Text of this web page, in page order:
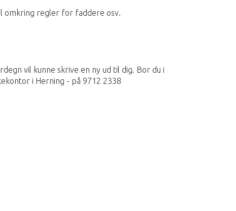
omkring regler for faddere osv.
vil kunne skrive en ny ud til dig. Bor du i
i Herning - på 9712 2338